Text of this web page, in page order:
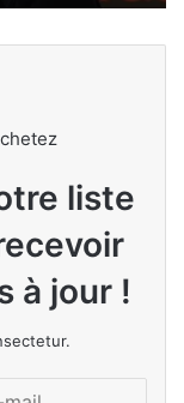
liste
à jour !